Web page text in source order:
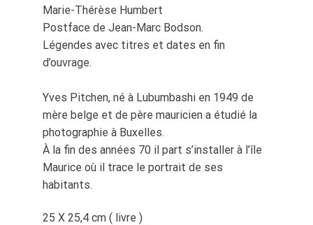
Marie-Thérèse Humbert
Postface de Jean-Marc Bodson.
Légendes avec titres et dates en fin
d’ouvrage.
Yves Pitchen, né à Lubumbashi en 1949 de
mère belge et de père mauricien a étudié la
photographie à Buxelles.
À la fin des années 70 il part s’installer à l’île
Maurice où il trace le portrait de ses
habitants.
25 X 25,4 cm ( livre )